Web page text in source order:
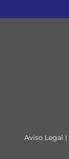
Aviso Legal |